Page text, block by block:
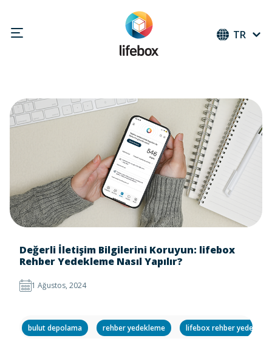
TR
Değerli İletişim Bilgilerini Koruyun: lifebox
Rehber Yedekleme Nasıl Yapılır?
1 Ağustos, 2024
bulut depolama rehber yedekleme lifebox rehber